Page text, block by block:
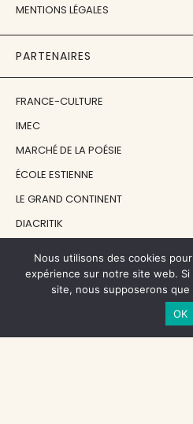
MENTIONS LÉGALES
PARTENAIRES
FRANCE-CULTURE
IMEC
MARCHÉ DE LA POÉSIE
ÉCOLE ESTIENNE
LE GRAND CONTINENT
DIACRITIK
NOS SOUTIENS
CENTRE NATIONAL DU LIVRE
Nous utilisons des cookies
expérience sur notre site web.
site, nous supposerons
OK